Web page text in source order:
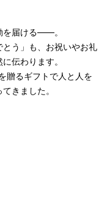
を届ける――。
う」も、お祝いやお礼
伝わります。
贈るギフトで人と人を
きました。